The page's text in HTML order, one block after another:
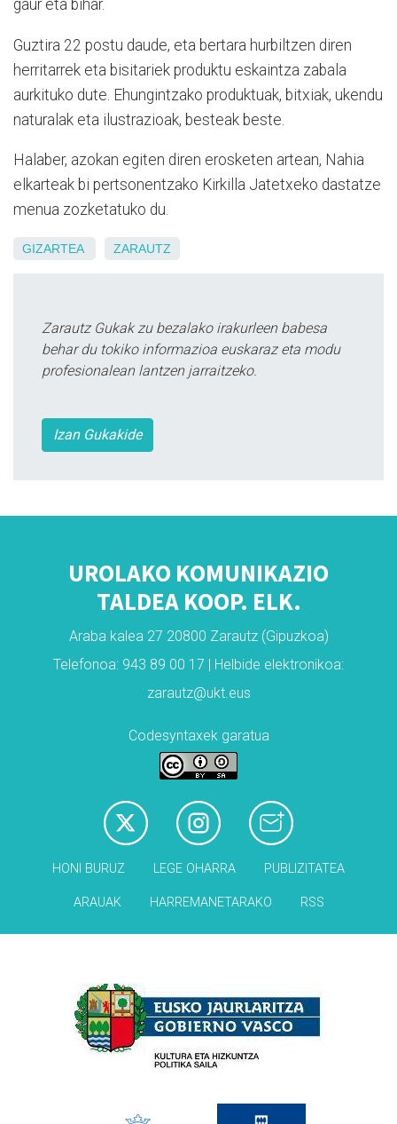
gaur eta bihar.
Guztira 22 postu daude, eta bertara hurbiltzen diren
herritarrek eta bisitariek produktu eskaintza zabala
aurkituko dute. Ehungintzako produktuak, bitxiak, ukendu
naturalak eta ilustrazioak, besteak beste.
Halaber, azokan egiten diren erosketen artean, Nahia
elkarteak bi pertsonentzako Kirkilla Jatetxeko dastatze
menua zozketatuko du.
GIZARTEA ZARAUTZ
Zarautz Gukak zu bezalako irakurleen babesa
behar du tokiko informazioa euskaraz eta modu
profesionalean lantzen jarraitzeko.
Izan Gukakide
UROLAKO KOMUNIKAZIO
TALDEA KOOP. ELK.
Araba kalea 27 20800 Zarautz (Gipuzkoa)
Telefonoa: 943 89 00 17 | Helbide elektronikoa:
zarautz@ukt.eus
Codesyntaxek garatua
HONI BURUZ LEGE OHARRA PUBLIZITATEA
ARAUAK HARREMANETARAKO RSS